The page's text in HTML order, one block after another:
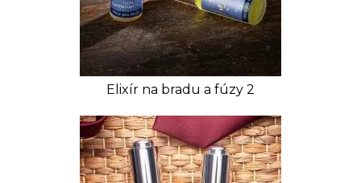
Elixír na bradu a fúzy 2